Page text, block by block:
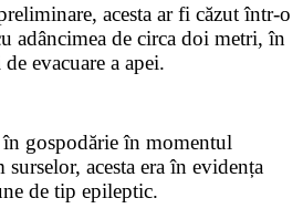
acesta ar fi căzut într-o
adâncimea de circa doi metri, în
evacuare a apei.
gospodărie în momentul
acesta era în evidența
de tip epileptic.